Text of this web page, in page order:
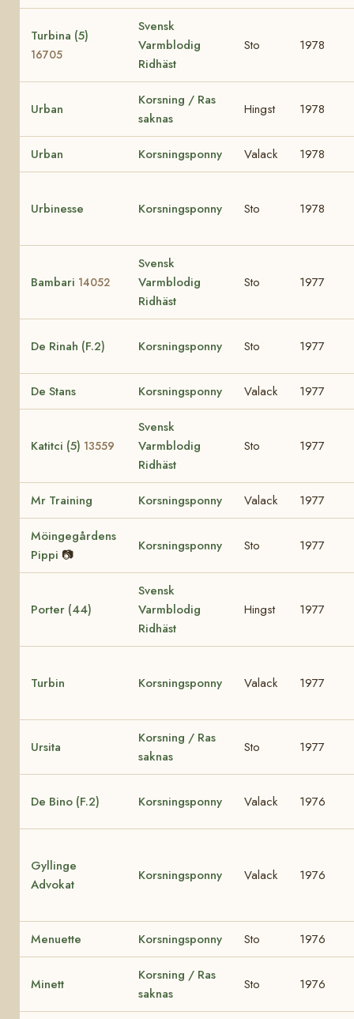
Turbina (5)
16705
Svensk
Varmblodig
Ridhäst
Sto 1978
Urban
Korsning / Ras
saknas
Hingst 1978
Urban Korsningsponny Valack 1978
Urbinesse Korsningsponny Sto 1978
Bambari 14052
Svensk
Varmblodig
Ridhäst
Sto 1977
De Rinah (F.2) Korsningsponny Sto 1977
De Stans Korsningsponny Valack 1977
Katitci (5) 13559
Svensk
Varmblodig
Ridhäst
Sto 1977
Mr Training Korsningsponny Valack 1977
Möingegårdens
Pippi 📷
Korsningsponny Sto 1977
Porter (44)
Svensk
Varmblodig
Ridhäst
Hingst 1977
Turbin Korsningsponny Valack 1977
Ursita
Korsning / Ras
saknas
Sto 1977
De Bino (F.2) Korsningsponny Valack 1976
Gyllinge
Advokat
Korsningsponny Valack 1976
Menuette Korsningsponny Sto 1976
Minett
Korsning / Ras
saknas
Sto 1976